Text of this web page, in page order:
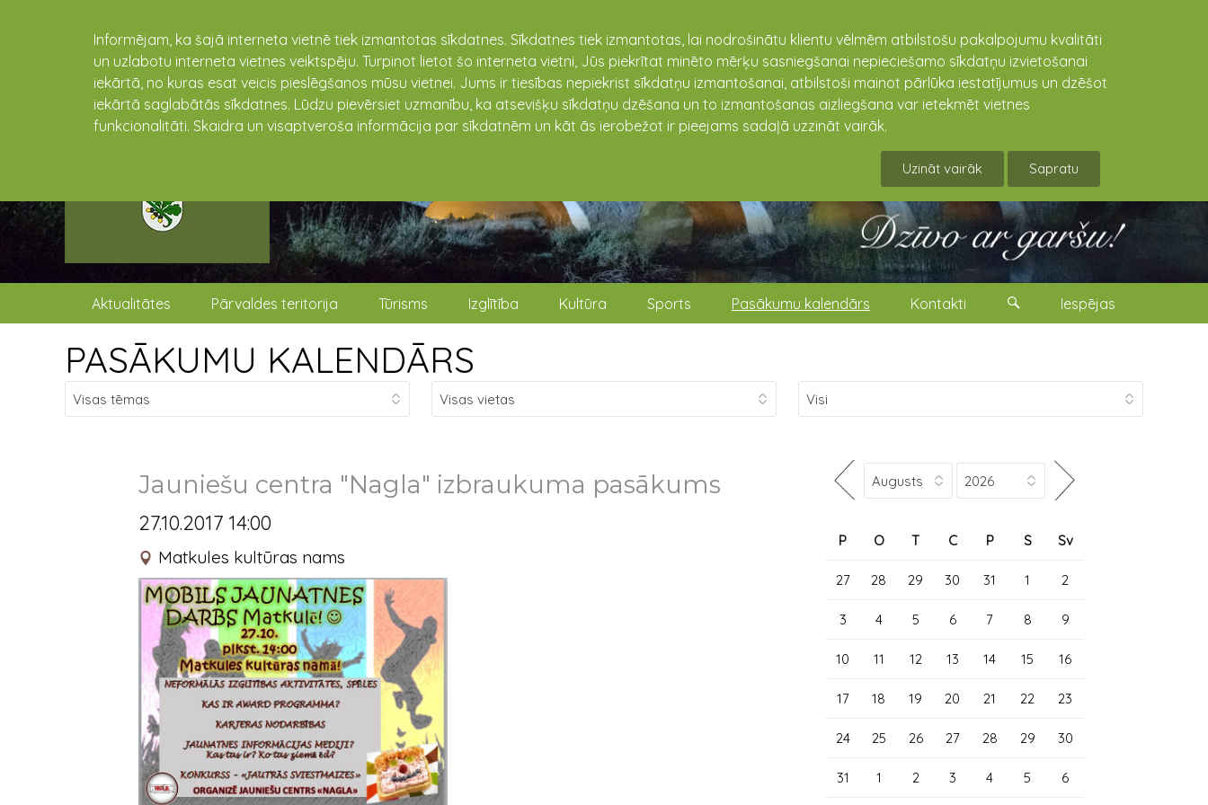
Informējam, ka šajā interneta vietnē tiek izmantotas sīkdatnes. Sīkdatnes tiek izmantotas, lai nodrošinātu klientu vēlmēm atbilstošu pakalpojumu kvalitāti
un uzlabotu interneta vietnes veiktspēju. Turpinot lietot šo interneta vietni, Jūs piekrītat minēto mērķu sasniegšanai nepieciešamo sīkdatņu izvietošanai
iekārtā, no kuras esat veicis pieslēgšanos mūsu vietnei. Jums ir tiesības nepiekrist sīkdatņu izmantošanai, atbilstoši mainot pārlūka iestatījumus un dzēšot
iekārtā saglabātās sīkdatnes. Lūdzu pievērsiet uzmanību, ka atsevišķu sīkdatņu dzēšana un to izmantošanas aizliegšana var ietekmēt vietnes
funkcionalitāti. Skaidra un visaptveroša informācija par sīkdatnēm un kāt ās ierobežot ir pieejams sadaļā uzzināt vairāk.
Uzināt vairāk Sapratu
Aktualitātes Pārvaldes teritorija Tūrisms Izglītība Kultūra Sports Pasākumu kalendārs Kontakti Iespējas
PASĀKUMU KALENDĀRS
Jauniešu centra "Nagla" izbraukuma pasākums
27.10.2017 14:00
Matkules kultūras nams
P O T C P S Sv
27 28 29 30 31 1 2
3 4 5 6 7 8 9
10 11 12 13 14 15 16
17 18 19 20 21 22 23
24 25 26 27 28 29 30
31 1 2 3 4 5 6